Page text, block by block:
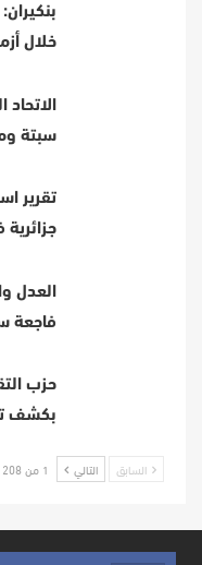
خلال
سبتة
تقرير
العدل
فاجعة
حزب
بكشف
السابق التالي 1 من 208